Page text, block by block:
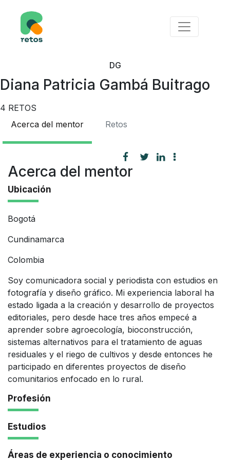
DG
Diana Patricia Gambá Buitrago
4 RETOS
Acerca del mentor
Retos
Acerca del mentor
Ubicación
Bogotá
Cundinamarca
Colombia
Soy comunicadora social y periodista con estudios en
fotografía y diseño gráfico. Mi experiencia laboral ha
estado ligada a la creación y desarrollo de proyectos
editoriales, pero desde hace tres años empecé a
aprender sobre agroecología, bioconstrucción,
sistemas alternativos para el tratamiento de aguas
residuales y el riego de cultivos y desde entonces he
participado en diferentes proyectos de diseño
comunitarios enfocado en lo rural.
Profesión
Estudios
Áreas de experiencia o conocimiento